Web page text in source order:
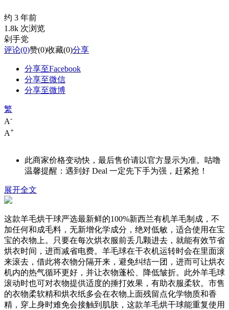
约 3 年前
1.8k 次浏览
剁手党
评论(0)赞(0)收藏(0)分享
分享至Facebook
分享至微信
分享至微博
繁
A-
A+
此商家价格变动快，最后售价请以官方显示为准。咕噜
温馨提醒：遇到好 Deal 一定先下手为强，赶紧抢！
展开全文
这款羊毛烘干球严选最新鲜的100%新西兰有机羊毛制成，不
加任何和成毛料，无新增化学成分，绝对低敏，适合使用在宝
宝的衣物上。只要在每次烘衣服前丢几颗进去，就能有效节省
烘衣时间，进而减省电费。羊毛球在干衣机运转时会在里面滚
来滚去，借此将衣物分隔开来，避免纠结一团，进而可让烘衣
机内的热气循环更好，并让衣物蓬松、降低皱折。此外羊毛球
滚动时也可对衣物提供适度的捶打效果，有助衣服柔软。市售
的衣物柔软精和烘衣纸多会在衣物上面残留点化学物质和香
精，穿上身时难免会接触到肌肤，这款羊毛烘干球能重复使用